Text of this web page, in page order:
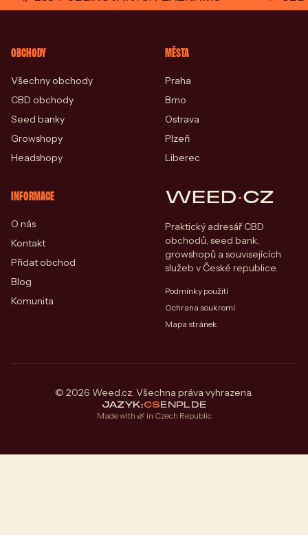
OBCHODY
Všechny obchody
CBD obchody
Seed banky
Growshopy
Headshopy
MĚSTA
Praha
Brno
Ostrava
Plzeň
Liberec
INFORMACE
O nás
Kontakt
Přidat obchod
Blog
Komunita
WEED·CZ
Praktický adresář CBD
obchodů, seed bank,
growshopů a souvisejících
služeb v České republice.
Podmínky použití
Ochrana soukromí
Mapa stránek
© 2026 Weed.cz. Všechna práva vyhrazena.
JAZYK:CSENPLDE
Made with 🌿 in Czech Republic